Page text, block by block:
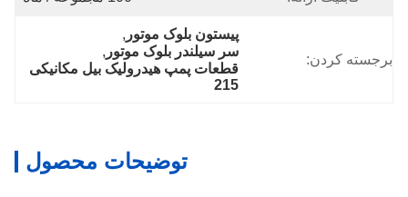
برجسته کردن:
پیستون بلوک موتور,
سر سیلندر بلوک موتور,
قطعات پمپ هیدرولیک بیل مکانیکی
215
توضیحات محصول